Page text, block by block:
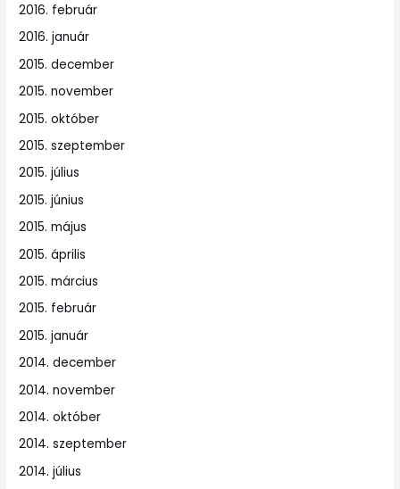
2016. február
2016. január
2015. december
2015. november
2015. október
2015. szeptember
2015. július
2015. június
2015. május
2015. április
2015. március
2015. február
2015. január
2014. december
2014. november
2014. október
2014. szeptember
2014. július